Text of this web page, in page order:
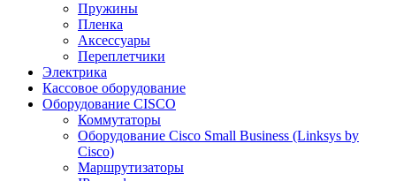
Пружины
Пленка
Аксессуары
Переплетчики
Электрика
Кассовое оборудование
Оборудование CISCO
Коммутаторы
Оборудование Cisco Small Business (Linksys by
Cisco)
Маршрутизаторы